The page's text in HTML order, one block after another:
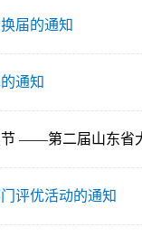
届的通知
通知
——第二届山东省
评优活动的通知